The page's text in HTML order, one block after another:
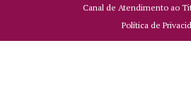
Canal de Atendimento ao
Política de